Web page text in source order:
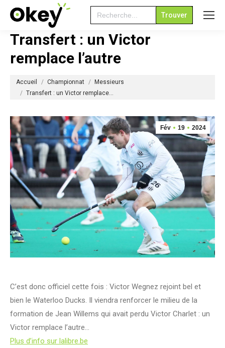
Search
for:
Transfert : un Victor
remplace l’autre
Accueil Championnat
Messieurs
Transfert : un Victor remplace…
Fév 19 2024
C’est donc officiel cette fois : Victor Wegnez rejoint bel et
bien le Waterloo Ducks. Il viendra renforcer le milieu de la
formation de Jean Willems qui avait perdu Victor Charlet : un
Victor remplace l’autre…
Plus d’info sur lalibre.be